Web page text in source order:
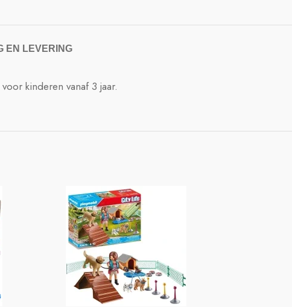
EN LEVERING
kinderen vanaf 3 jaar.